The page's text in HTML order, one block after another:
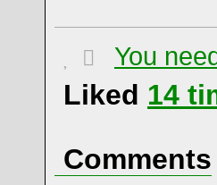
You
Liked 14
Comments